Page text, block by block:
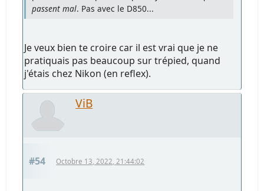
passent mal. Pas avec le D850...
Je veux bien te croire car il est vrai que je ne
pratiquais pas beaucoup sur trépied, quand
j'étais chez Nikon (en reflex).
ViB
#54 Octobre 13, 2022, 21:44:02